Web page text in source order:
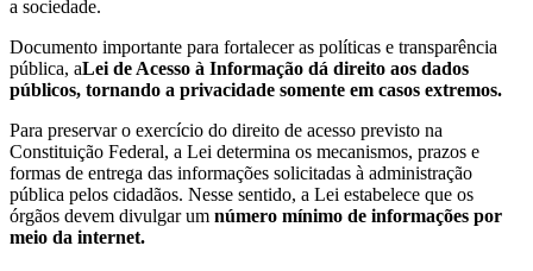
a sociedade.
Documento importante para fortalecer as políticas e transparência
pública, aLei de Acesso à Informação dá direito aos dados
públicos, tornando a privacidade somente em casos extremos.
Para preservar o exercício do direito de acesso previsto na
Constituição Federal, a Lei determina os mecanismos, prazos e
formas de entrega das informações solicitadas à administração
pública pelos cidadãos. Nesse sentido, a Lei estabelece que os
órgãos devem divulgar um número mínimo de informações por
meio da internet.